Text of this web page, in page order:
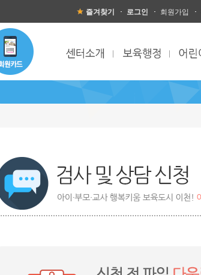
즐겨찾기 로그인 회원가입
검사 및 상담신청 목록